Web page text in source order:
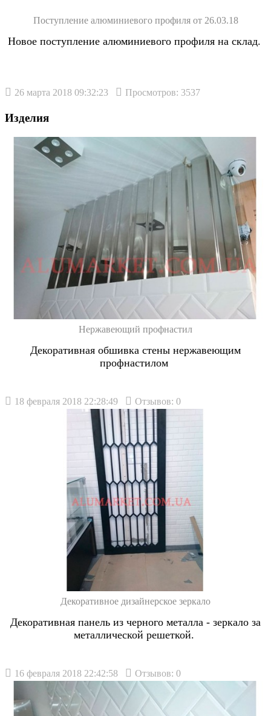
Поступление алюминиевого профиля от 26.03.18
Новое поступление алюминиевого профиля на склад.
26 марта 2018 09:32:23 Просмотров: 3537
Изделия
Нержавеющий профнастил
Декоративная обшивка стены нержавеющим
профнастилом
18 февраля 2018 22:28:49 Отзывов: 0
Декоративное дизайнерское зеркало
Декоративная панель из черного металла - зеркало за
металлической решеткой.
16 февраля 2018 22:42:58 Отзывов: 0